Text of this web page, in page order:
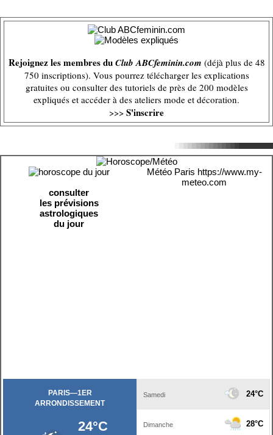
Rejoignez les membres duClub ABCfeminin.com (déjà plus de 48
750 inscriptions). Vous pourrez télécharger les explications
gratuites ou consulter des tutoriels de près de 200 modèles
expliqués et accéder à des ateliers mode et décoration.
>>> S'inscrire
consulter
les prévisions
astrologiques
du jour
Météo Paris https://www.my-
meteo.com